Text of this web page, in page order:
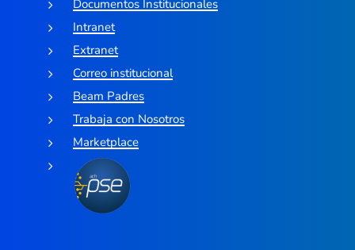
Documentos Institucionales
Intranet
Extranet
Correo institucional
Beam Padres
Trabaja con Nosotros
Marketplace